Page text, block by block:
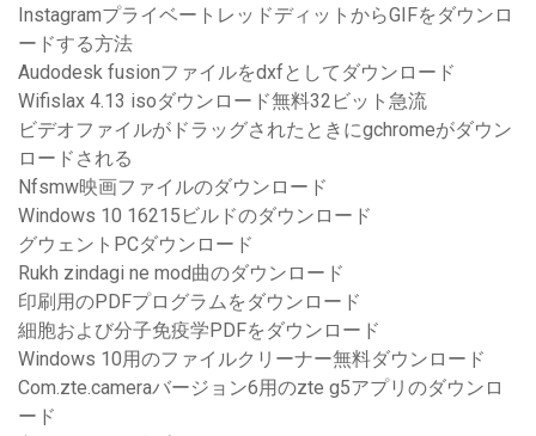
InstagramプライベートレッドディットからGIFをダウンロ
ードする方法
Audodesk fusionファイルをdxfとしてダウンロード
Wifislax 4.13 isoダウンロード無料32ビット急流
ビデオファイルがドラッグされたときにgchromeがダウン
ロードされる
Nfsmw映画ファイルのダウンロード
Windows 10 16215ビルドのダウンロード
グウェントPCダウンロード
Rukh zindagi ne mod曲のダウンロード
印刷用のPDFプログラムをダウンロード
細胞および分子免疫学PDFをダウンロード
Windows 10用のファイルクリーナー無料ダウンロード
Com.zte.cameraバージョン6用のzte g5アプリのダウンロ
ード